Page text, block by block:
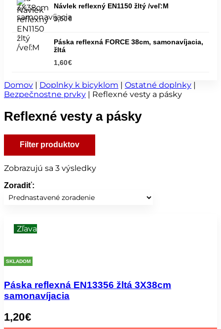
Návlek reflexný EN1150 žltý /veľ:M
3,50€
Páska reflexná FORCE 38cm, samonavíjacia,
žltá
1,60€
Domov | Doplnky k bicyklom | Ostatné doplnky |
Bezpečnostne prvky | Reflexné vesty a pásky
Reflexné vesty a pásky
Filter produktov
Zobrazujú sa 3 výsledky
Zoradiť:
Zľava
SKLADOM
Páska reflexná EN13356 žltá 3X38cm
samonavíjacia
1,20€